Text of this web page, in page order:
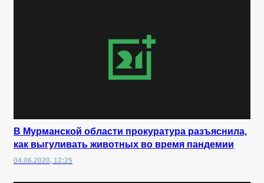
В Мурманской области прокуратура разъяснила,
как выгуливать животных во время пандемии
04.06.2020, 12:25